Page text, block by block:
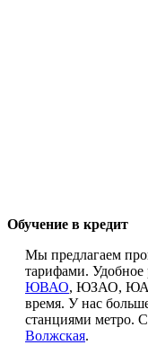
Обучение в кредит
Мы предлагаем
тарифами.
ЮВАО, ЮЗАО,
время. У нас
станциями метро.
Волжская.